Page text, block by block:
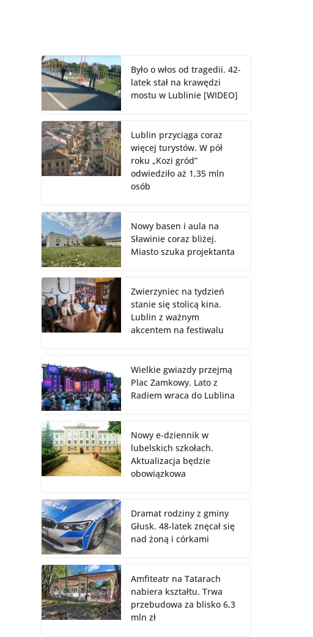
Było o włos od tragedii. 42-
latek stał na krawędzi
mostu w Lublinie [WIDEO]
Lublin przyciąga coraz
więcej turystów. W pół
roku „Kozi gród”
odwiedziło aż 1,35 mln
osób
Nowy basen i aula na
Sławinie coraz bliżej.
Miasto szuka projektanta
Zwierzyniec na tydzień
stanie się stolicą kina.
Lublin z ważnym
akcentem na festiwalu
Wielkie gwiazdy przejmą
Plac Zamkowy. Lato z
Radiem wraca do Lublina
Nowy e-dziennik w
lubelskich szkołach.
Aktualizacja będzie
obowiązkowa
Dramat rodziny z gminy
Głusk. 48-latek znęcał się
nad żoną i córkami
Amfiteatr na Tatarach
nabiera kształtu. Trwa
przebudowa za blisko 6,3
mln zł